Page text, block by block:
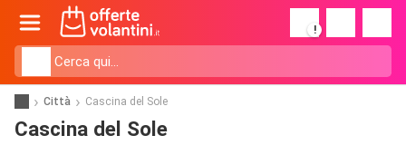
!
Città Cascina del Sole
Cascina del Sole